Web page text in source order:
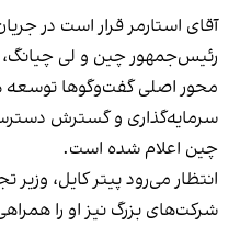
آقای استارمر قرار است در
رئیس‌جمهور چین و لی چیانگ،
محور اصلی گفت‌وگوها
سرمایه‌گذاری و گسترش
چین اعلام شده است.
انتظار می‌رود پیتر کایل، وزیر
شرکت‌های بزرگ نیز او را